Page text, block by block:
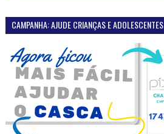
CAMPANHA: AJUDE CRIANÇAS E ADOLESCENTES